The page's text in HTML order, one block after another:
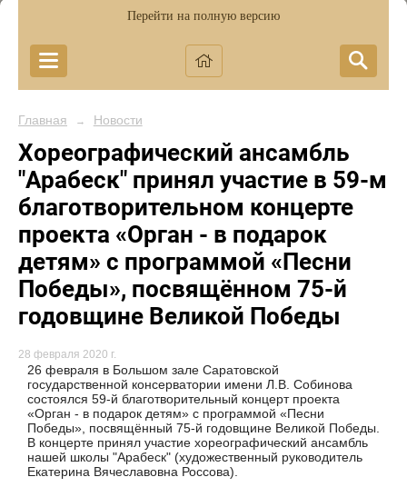
Перейти на полную версию
Главная → Новости
Хореографический ансамбль
"Арабеск" принял участие в 59-м
благотворительном концерте
проекта «Орган - в подарок
детям» с программой «Песни
Победы», посвящённом 75-й
годовщине Великой Победы
28 февраля 2020 г.
26 февраля в Большом зале Саратовской
государственной консерватории имени Л.В. Собинова
состоялся 59-й благотворительный концерт проекта
«Орган - в подарок детям» с программой «Песни
Победы», посвящённый 75-й годовщине Великой Победы.
В концерте принял участие хореографический ансамбль
нашей школы "Арабеск" (художественный руководитель
Екатерина Вячеславовна Россова).